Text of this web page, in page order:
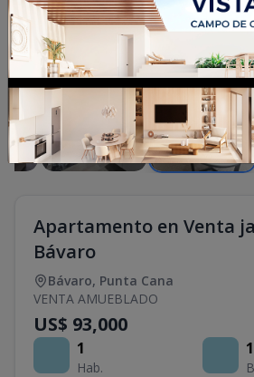
1/19
Apartamento en Venta
Bávaro
Bávaro, Punta Cana
VENTA AMUEBLADO
US$ 93,000
1
Hab.
1